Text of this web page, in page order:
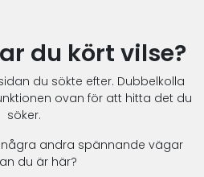
du kört vilse?
du sökte efter. Dubbelkolla
ovan för att hitta det du
söker.
några andra spännande vägar
du är här?